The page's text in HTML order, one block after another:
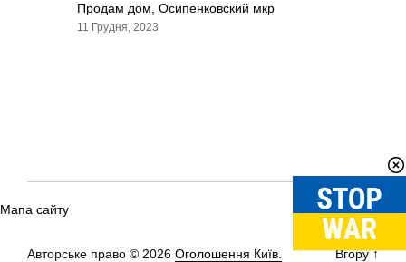
Продам дом, Осипенковский мкр
11 Грудня, 2023
Мапа сайту
Авторське право © 2026 Оголошення Київ. Вгору↑